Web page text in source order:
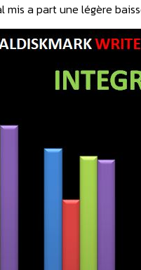
a part une légère